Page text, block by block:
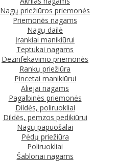
Nagų priežiūros priemonės
Priemonės nagams
Nagų dailė
Įrankiai manikiūrui
Teptukai nagams
Dezinfekavimo priemonės
Rankų priežiūra
Pincetai manikiūrui
Aliejai nagams
Pagalbinės priemonės
Dildės, poliruokliai
Dildės, pemzos pedikiūrui
Nagų papuošalai
Pėdų priežiūra
Poliruokliai
Šablonai nagams